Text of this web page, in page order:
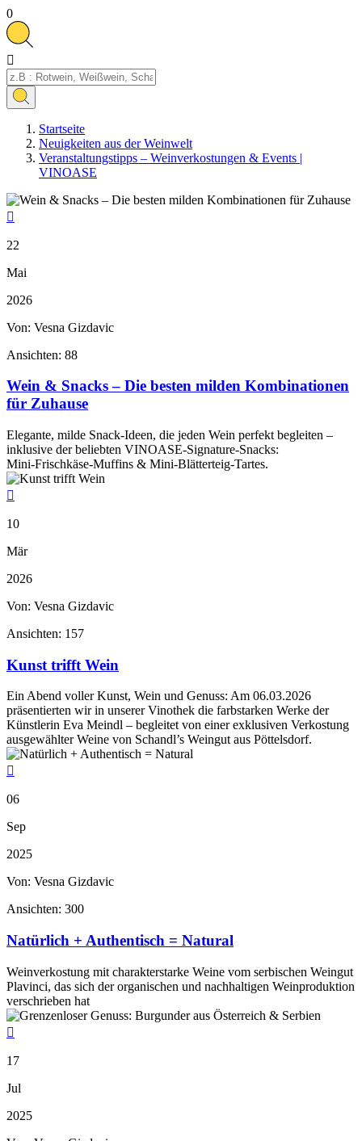
0

Startseite
Neuigkeiten aus der Weinwelt
Veranstaltungstipps – Weinverkostungen & Events |
VINOASE

22
Mai
2026
Von: Vesna Gizdavic
Ansichten: 88
Wein & Snacks – Die besten milden Kombinationen
für Zuhause
Elegante, milde Snack‑Ideen, die jeden Wein perfekt begleiten –
inklusive der beliebten VINOASE‑Signature‑Snacks:
Mini‑Frischkäse‑Muffins & Mini‑Blätterteig‑Tartes.

10
Mär
2026
Von: Vesna Gizdavic
Ansichten: 157
Kunst trifft Wein
Ein Abend voller Kunst, Wein und Genuss: Am 06.03.2026
präsentierten wir in unserer Vinothek die farbstarken Werke der
Künstlerin Eva Meindl – begleitet von einer exklusiven Verkostung
ausgewählter Weine von Schandl’s Weingut aus Pöttelsdorf.

06
Sep
2025
Von: Vesna Gizdavic
Ansichten: 300
Natürlich + Authentisch = Natural
Weinverkostung mit charakterstarke Weine vom serbischen Weingut
Plavinci, das sich der organischen und nachhaltigen Weinproduktion
verschrieben hat

17
Jul
2025